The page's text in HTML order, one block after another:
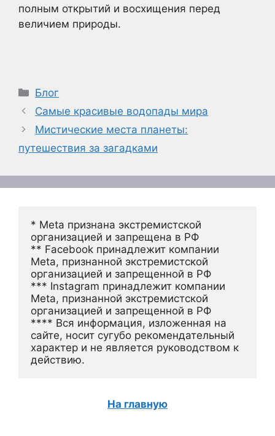
полным открытий и восхищения перед
величием природы.
Рубрики
Блог
Самые красивые водопады мира
Мистические места планеты:
путешествия за загадками
* Meta признана экстремистской
организацией и запрещена в РФ
** Facebook принадлежит компании
Meta, признанной экстремистской
организацией и запрещенной в РФ
*** Instagram принадлежит компании
Meta, признанной экстремистской
организацией и запрещенной в РФ
**** Вся информация, изложенная на
сайте, носит сугубо рекомендательный
характер и не является руководством к
действию.
На главную